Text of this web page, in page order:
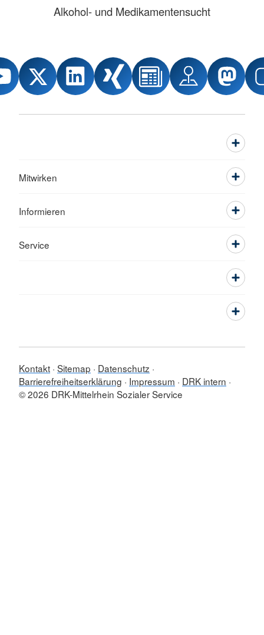
Alkohol- und Medikamentensucht
Mitwirken
Informieren
Service
Kontakt Sitemap
Datenschutz
Barrierefreiheitserklärung
Impressum
DRK intern
© 2026 DRK-Mittelrhein Sozialer Service